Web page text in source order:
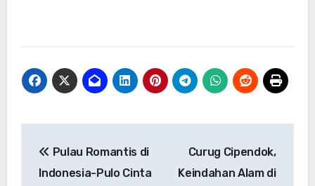
pos
Pulau Romantis di
Indonesia-Pulo Cinta
Curug Cipendok,
Keindahan Alam di